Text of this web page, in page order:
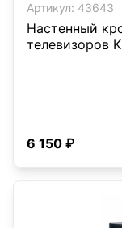
Артикул: 43643
Настенный
телевизоров
6 150 ₽